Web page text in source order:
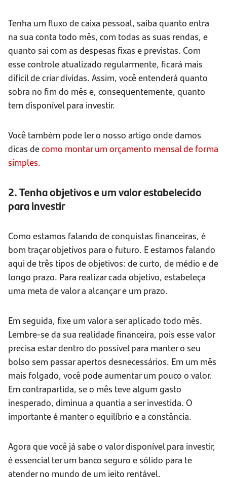
Tenha um fluxo de caixa pessoal, saiba quanto entra
na sua conta todo mês, com todas as suas rendas, e
quanto sai com as despesas fixas e previstas. Com
esse controle atualizado regularmente, ficará mais
difícil de criar dívidas. Assim, você entenderá quanto
sobra no fim do mês e, consequentemente, quanto
tem disponível para investir.
Você também pode ler o nosso artigo onde damos
dicas decomo montar um orçamento mensal de forma
simples.
2. Tenha objetivos e um valor estabelecido
para investir
Como estamos falando de conquistas financeiras, é
bom traçar objetivos para o futuro. E estamos falando
aqui de três tipos de objetivos: de curto, de médio e de
longo prazo. Para realizar cada objetivo, estabeleça
uma meta de valor a alcançar e um prazo.
Em seguida, fixe um valor a ser aplicado todo mês.
Lembre-se da sua realidade financeira, pois esse valor
precisa estar dentro do possível para manter o seu
bolso sem passar apertos desnecessários. Em um mês
mais folgado, você pode aumentar um pouco o valor.
Em contrapartida, se o mês teve algum gasto
inesperado, diminua a quantia a ser investida. O
importante é manter o equilíbrio e a constância.
Agora que você já sabe o valor disponível para investir,
é essencial ter um banco seguro e sólido para te
atender no mundo de um jeito rentável.